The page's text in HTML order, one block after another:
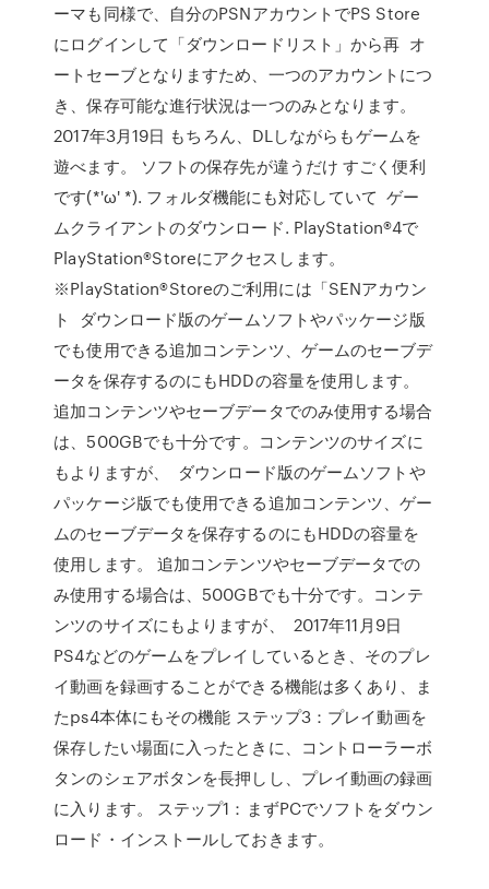
ーマも同様で、自分のPSNアカウントでPS Store
にログインして「ダウンロードリスト」から再 オ
ートセーブとなりますため、一つのアカウントにつ
き、保存可能な進行状況は一つのみとなります。
2017年3月19日 もちろん、DLしながらもゲームを
遊べます。 ソフトの保存先が違うだけ すごく便利
です(*'ω' *). フォルダ機能にも対応していて ゲー
ムクライアントのダウンロード. PlayStation®4で
PlayStation®Storeにアクセスします。
※PlayStation®Storeのご利用には「SENアカウン
ト ダウンロード版のゲームソフトやパッケージ版
でも使用できる追加コンテンツ、ゲームのセーブデ
ータを保存するのにもHDDの容量を使用します。
追加コンテンツやセーブデータでのみ使用する場合
は、500GBでも十分です。コンテンツのサイズに
もよりますが、 ダウンロード版のゲームソフトや
パッケージ版でも使用できる追加コンテンツ、ゲー
ムのセーブデータを保存するのにもHDDの容量を
使用します。 追加コンテンツやセーブデータでの
み使用する場合は、500GBでも十分です。コンテ
ンツのサイズにもよりますが、 2017年11月9日
PS4などのゲームをプレイしているとき、そのプレ
イ動画を録画することができる機能は多くあり、ま
たps4本体にもその機能 ステップ3：プレイ動画を
保存したい場面に入ったときに、コントローラーボ
タンのシェアボタンを長押しし、プレイ動画の録画
に入ります。 ステップ1：まずPCでソフトをダウン
ロード・インストールしておきます。